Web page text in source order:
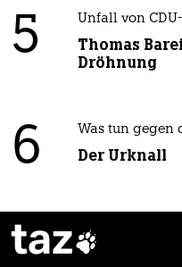
5 Unfall von
Thomas
Dröhnung
6 Was tun gegen
Der Urknall
taz